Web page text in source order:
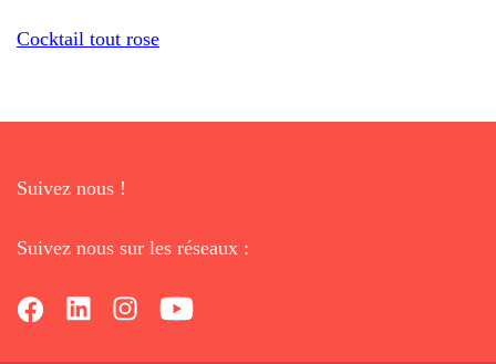
Cocktail tout rose
Suivez nous !
Suivez nous sur les réseaux :